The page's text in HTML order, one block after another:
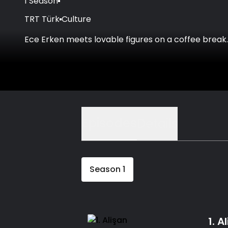
TRT TürkCulture
Ece Erken meets lovable figures on a coffee break.
Season 1
1.